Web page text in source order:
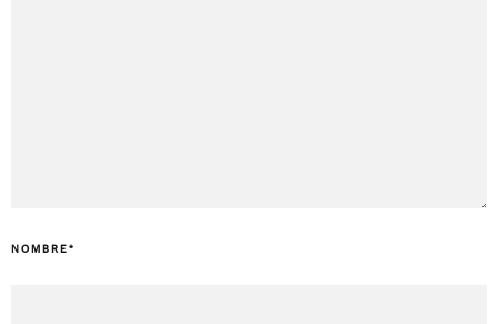
NOMBRE *